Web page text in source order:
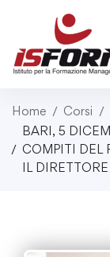
Home Corsi
BARI, 5
COMPITI DEL
IL